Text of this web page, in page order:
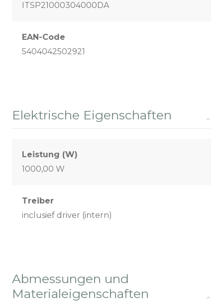
ITSP21000304000DA
EAN-Code
5404042502921
Elektrische Eigenschaften
Leistung (W)
1000,00 W
Treiber
inclusief driver (intern)
Abmessungen und
Materialeigenschaften